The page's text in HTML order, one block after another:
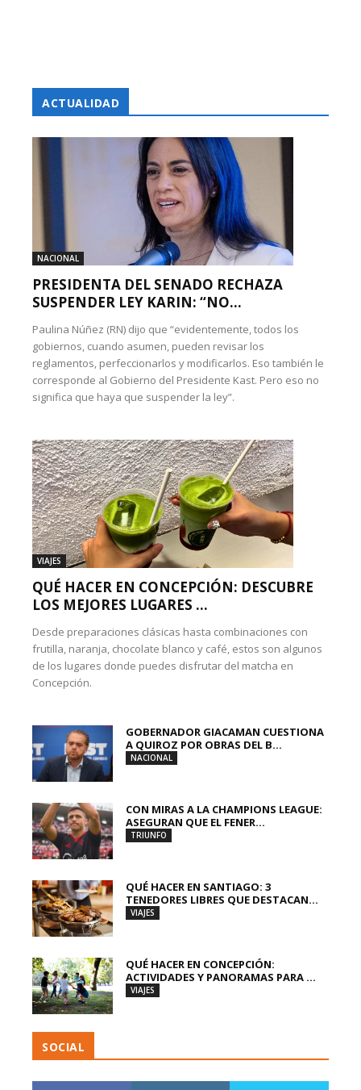
ACTUALIDAD
NACIONAL
PRESIDENTA DEL SENADO RECHAZA
SUSPENDER LEY KARIN: “NO...
Paulina Núñez (RN) dijo que “evidentemente, todos los
gobiernos, cuando asumen, pueden revisar los
reglamentos, perfeccionarlos y modificarlos. Eso también le
corresponde al Gobierno del Presidente Kast. Pero eso no
significa que haya que suspender la ley”.
VIAJES
QUÉ HACER EN CONCEPCIÓN: DESCUBRE
LOS MEJORES LUGARES ...
Desde preparaciones clásicas hasta combinaciones con
frutilla, naranja, chocolate blanco y café, estos son algunos
de los lugares donde puedes disfrutar del matcha en
Concepción.
GOBERNADOR GIACAMAN CUESTIONA
A QUIROZ POR OBRAS DEL B...
NACIONAL
CON MIRAS A LA CHAMPIONS LEAGUE:
ASEGURAN QUE EL FENER...
TRIUNFO
QUÉ HACER EN SANTIAGO: 3
TENEDORES LIBRES QUE DESTACAN...
VIAJES
QUÉ HACER EN CONCEPCIÓN:
ACTIVIDADES Y PANORAMAS PARA ...
VIAJES
SOCIAL